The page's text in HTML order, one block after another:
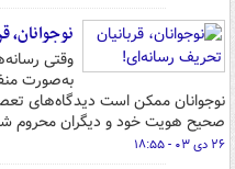
نوجوانان،
وقتی
به‌صورت
نوجوانان ممکن است دیدگاه‌های
صحیح هویت خود و دیگران محروم
۲۶ دی ۰۳ - ۱۸:۵۵